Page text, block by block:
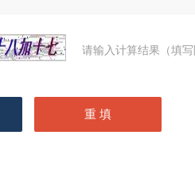
请输入计算结果（填